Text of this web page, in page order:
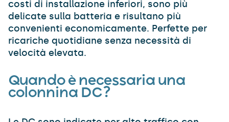
costi di installazione inferiori, sono più
delicate sulla batteria e risultano più
convenienti economicamente. Perfette per
ricariche quotidiane senza necessità di
velocità elevata.​
Quando è necessaria una
colonnina DC?